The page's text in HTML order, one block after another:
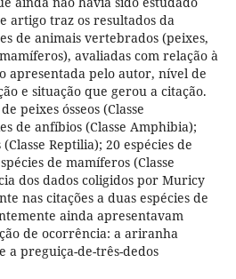
artigo traz os resultados da
de animais vertebrados (peixes,
avaliadas com relação à
apresentada pelo autor, nível de
e situação que gerou a citação.
peixes ósseos (Classe
de anfíbios (Classe Amphibia);
Reptilia); 20 espécies de
de mamíferos (Classe
dos dados coligidos por Muricy
nas citações a duas espécies de
ainda apresentavam
de ocorrência: a ariranha
a preguiça-de-três-dedos